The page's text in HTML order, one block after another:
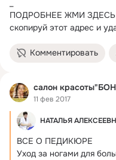
ПОДРОБНЕЕ ЖМИ ЗДЕСЬ
скопируй этот адрес и
Комментировать
салон
11 фев 2017
НАТАЛЬЯ
ВСЕ О ПЕДИКЮРЕ
Уход за ногами для